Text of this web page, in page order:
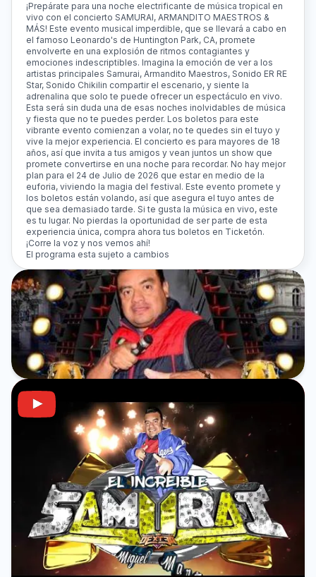
¡Prepárate para una noche electrificante de música tropical en
vivo con el concierto SAMURAI, ARMANDITO MAESTROS &
MÁS! Este evento musical imperdible, que se llevará a cabo en
el famoso Leonardo's de Huntington Park, CA, promete
envolverte en una explosión de ritmos contagiantes y
emociones indescriptibles. Imagina la emoción de ver a los
artistas principales Samurai, Armandito Maestros, Sonido ER RE
Star, Sonido Chikilin compartir el escenario, y siente la
adrenalina que solo te puede ofrecer un espectáculo en vivo.
Esta será sin duda una de esas noches inolvidables de música
y fiesta que no te puedes perder. Los boletos para este
vibrante evento comienzan a volar, no te quedes sin el tuyo y
vive la mejor experiencia. El concierto es para mayores de 18
años, así que invita a tus amigos y vean juntos un show que
promete convertirse en una noche para recordar. No hay mejor
plan para el 24 de Julio de 2026 que estar en medio de la
euforia, viviendo la magia del festival. Este evento promete y
los boletos están volando, así que asegura el tuyo antes de
que sea demasiado tarde. Si te gusta la música en vivo, este
es tu lugar. No pierdas la oportunidad de ser parte de esta
experiencia única, compra ahora tus boletos en Ticketón.
¡Corre la voz y nos vemos ahí!
El programa esta sujeto a cambios